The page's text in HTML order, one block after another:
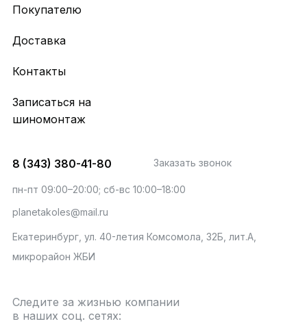
Покупателю
Доставка
Контакты
Записаться на
шиномонтаж
8 (343) 380-41-80 Заказать звонок
пн-пт 09:00–20:00; сб-вс 10:00–18:00
planetakoles@mail.ru
Екатеринбург, ул. 40-летия Комсомола, 32Б, лит.А,
микрорайон ЖБИ
Следите за жизнью компании
в наших соц. сетях: